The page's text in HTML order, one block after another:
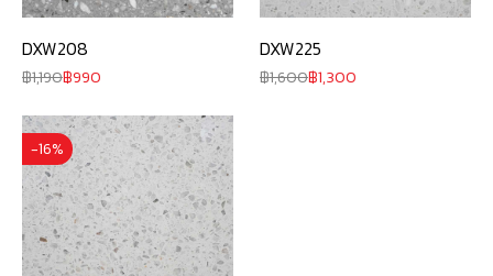
DXW208
1,190 990
DXW225
1,600 1,300
-16%